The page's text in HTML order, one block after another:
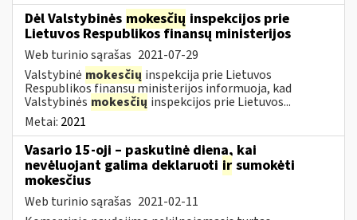
Dėl Valstybinės mokesčių inspekcijos prie
Lietuvos Respublikos finansų ministerijos
Web turinio sąrašas 2021-07-29
Valstybinė mokesčių inspekcija prie Lietuvos
Respublikos finansų ministerijos informuoja, kad
Valstybinės mokesčių inspekcijos prie Lietuvos...
Metai: 2021
Vasario 15-oji – paskutinė diena, kai
nevėluojant galima deklaruoti ir sumokėti
mokesčius
Web turinio sąrašas 2021-02-11